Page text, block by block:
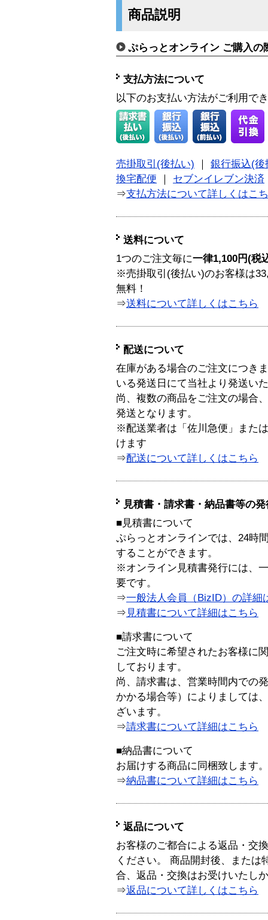
商品説明
ぷらっとオンライン ご購入の
支払方法について
以下のお支払い方法がご利用で
売掛取引(後払い)
銀行振込(後
換宅配便
セブンイレブン決済
⇒支払方法について詳しくはこ
送料について
1つのご注文毎に一律1,100円(税
※売掛取引(後払い)のお客様は
無料！
⇒送料について詳しくはこちら
配送について
在庫がある場合のご注文につき
いる発送日にて当社より発送い
尚、複数の商品をご注文の場合
発送となります。
※配送業者は「佐川急便」また
けます
⇒配送について詳しくはこちら
見積書・請求書・納品書等の
■見積書について
ぷらっとオンラインでは、24時
することができます。
※オンライン見積書発行には、
要です。
⇒一般法人会員（BizID）の詳細
⇒ 見積書について詳細はこちら
■請求書について
ご注文時に希望されたお客様に
しております。
尚、請求書は、営業時間内での
かかる場合等）によりましては
ざいます。
⇒請求書について詳細はこちら
■納品書について
お届けする商品に同梱致します。
⇒納品書について詳細はこちら
返品について
お客様のご都合による返品・交
ください。 商品開封後、または
合、返品・交換はお受けいたし
⇒返品について詳しくはこちら